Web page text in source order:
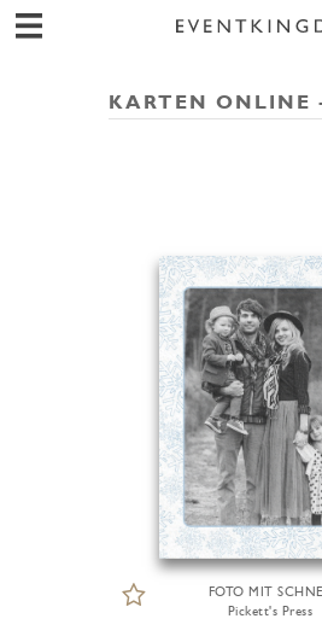
KARTEN ONLINE
FOTO MIT
Pickett's Press